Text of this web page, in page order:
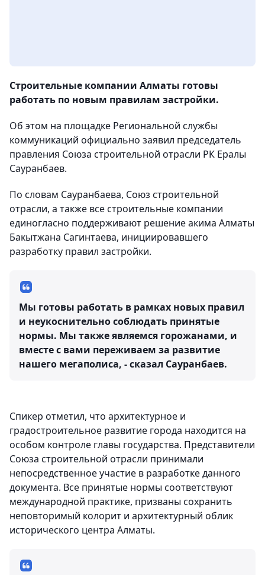
Строительные компании Алматы готовы
работать по новым правилам застройки.
Об этом на площадке Региональной службы
коммуникаций официально заявил председатель
правления Союза строительной отрасли РК Ералы
Сауранбаев.
По словам Сауранбаева, Союз строительной
отрасли, а также все строительные компании
единогласно поддерживают решение акима Алматы
Бакытжана Сагинтаева, инициировавшего
разработку правил застройки.
Мы готовы работать в рамках новых правил
и неукоснительно соблюдать принятые
нормы. Мы также являемся горожанами, и
вместе с вами переживаем за развитие
нашего мегаполиса, - сказал Сауранбаев.
Спикер отметил, что архитектурное и
градостроительное развитие города находится на
особом контроле главы государства. Представители
Союза строительной отрасли принимали
непосредственное участие в разработке данного
документа. Все принятые нормы соответствуют
международной практике, призваны сохранить
неповторимый колорит и архитектурный облик
исторического центра Алматы.